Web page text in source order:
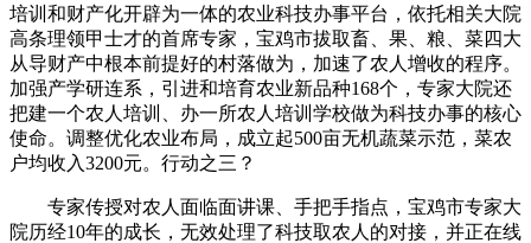
培训和财产化开辟为一体的农业科技办事平台，依托相关大院
高条理领甲士才的首席专家，宝鸡市拔取畜、果、粮、菜四大
从导财产中根本前提好的村落做为，加速了农人增收的程序。
加强产学研连系，引进和培育农业新品种168个，专家大院还
把建一个农人培训、办一所农人培训学校做为科技办事的核心
使命。调整优化农业布局，成立起500亩无机蔬菜示范，菜农
户均收入3200元。行动之三？
专家传授对农人面临面讲课、手把手指点，宝鸡市专家大
院历经10年的成长，无效处理了科技取农人的对接，并正在线